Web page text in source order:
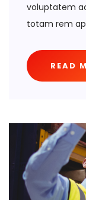
voluptatem
totam rem
READ